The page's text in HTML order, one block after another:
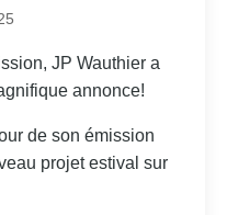
JP Wauthier a
annonce!
de son émission
projet estival sur